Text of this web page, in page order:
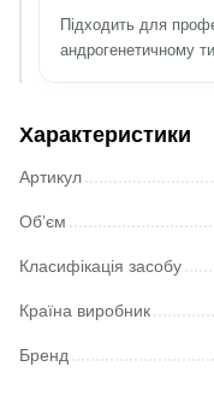
Підходить для
андрогенетичному
Характеристики
Артикул
Обʼєм
Класифікація засобу
Країна виробник
Бренд